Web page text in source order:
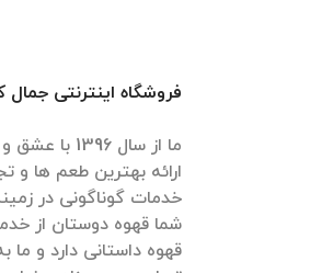
فروشگاه اینترنتی جمال
ما از سال
ارائه بهترین طعم ها و
خدمات گوناگونی در
شما قهوه دوستان از
قهوه داستانی دارد و